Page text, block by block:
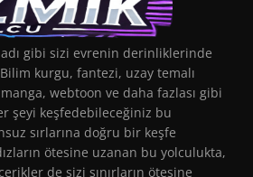
adı gibi sizi evrenin derinliklerinde
kurgu, fantezi, uzay temalı
webtoon ve daha fazlası gibi
şeyi keşfedebileceğiniz bu
sırlarına doğru bir keşfe
ötesine uzanan bu yolculukta,
de sizi sınırların ötesine